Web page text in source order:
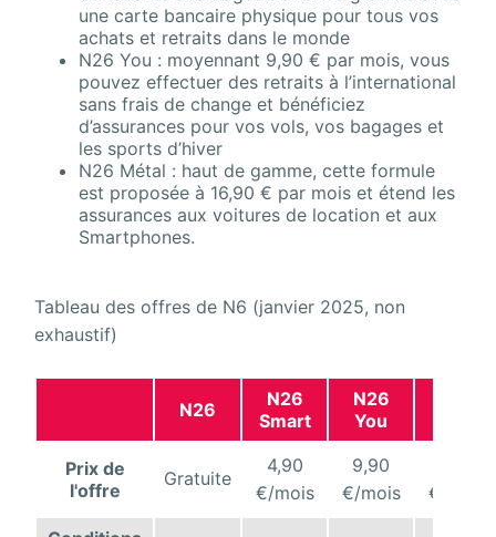
une carte bancaire physique pour tous vos
achats et retraits dans le monde
N26 You : moyennant 9,90 € par mois, vous
pouvez effectuer des retraits à l’international
sans frais de change et bénéficiez
d’assurances pour vos vols, vos bagages et
les sports d’hiver
N26 Métal : haut de gamme, cette formule
est proposée à 16,90 € par mois et étend les
assurances aux voitures de location et aux
Smartphones.
Tableau des offres de N6 (janvier 2025, non
exhaustif)
N26
N26
Smart
N26
You
Prix de
l'offre
Gratuite
4,90
€/mois
9,90
€/mois
€/mois